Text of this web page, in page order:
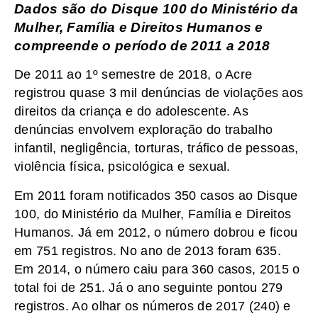
Dados são do Disque 100 do Ministério da
Mulher, Família e Direitos Humanos e
compreende o período de 2011 a 2018
De 2011 ao 1º semestre de 2018, o Acre
registrou quase 3 mil denúncias de violações aos
direitos da criança e do adolescente. As
denúncias envolvem exploração do trabalho
infantil, negligência, torturas, tráfico de pessoas,
violência física, psicológica e sexual.
Em 2011 foram notificados 350 casos ao Disque
100, do Ministério da Mulher, Família e Direitos
Humanos. Já em 2012, o número dobrou e ficou
em 751 registros. No ano de 2013 foram 635.
Em 2014, o número caiu para 360 casos, 2015 o
total foi de 251. Já o ano seguinte pontou 279
registros. Ao olhar os números de 2017 (240) e